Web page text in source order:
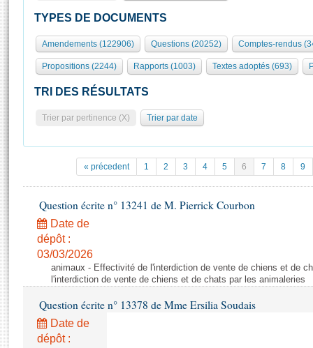
Présidence
577 députés
Groupes politiques
Séance publique
Commissions et autres organes
Europe et International
Pétitions
Projets de loi
Propositions de loi
Amendements
Textes adoptés
Rapports législatifs
Rôle et pouvoirs de l'Assemblée
Organisation de l'Assemblée
Présidence Conférence des Présidents Bureau Collège des
Statistiques et chiffres clés
Documents de référence
( Constitution | Règlement de l'Assemblée ... )
Histoire
Juniors
Anciennes législatures
Visiter l'Assemblée
Visite virtuelle du palais Bourbon
Assister à une séance
La Bibliothèque
Contacts et plan d'accès
Photos libres de droit
TYPES DE DOCUMENTS
Amendements (122906) Questions (20252) Comptes-rendus
Propositions (2244) Rapports (1003) Textes adoptés (693)
TRI DES RÉSULTATS
Trier par pertinence (X) Trier par date
« précedent 1 2 3 4 5 6 7 8 9
Question écrite n° 13241 de M. Pierrick Courbon
Date de
dépôt :
03/03/2026
animaux - Effectivité de l'interdiction de vente de chiens et de
l'interdiction de vente de chiens et de chats par les animaleries
Question écrite n° 13378 de Mme Ersilia Soudais
Date de
dépôt :